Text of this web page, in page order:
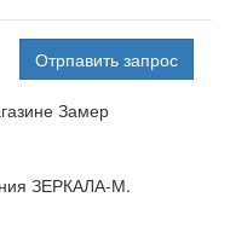
Отрпавить запрос
Замер
ЗЕРКАЛА-М.